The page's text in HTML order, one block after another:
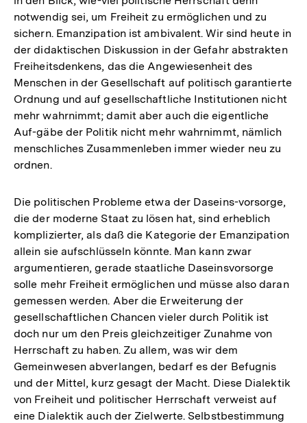
notwendig sei, um Freiheit zu ermöglichen und zu
sichern. Emanzipation ist ambivalent. Wir sind heute in
der didaktischen Diskussion in der Gefahr abstrakten
Freiheitsdenkens, das die Angewiesenheit des
Menschen in der Gesellschaft auf politisch garantierte
Ordnung und auf gesellschaftliche Institutionen nicht
mehr wahrnimmt; damit aber auch die eigentliche
Auf-gäbe der Politik nicht mehr wahrnimmt, nämlich
menschliches Zusammenleben immer wieder neu zu
ordnen.
Die politischen Probleme etwa der Daseins-vorsorge,
die der moderne Staat zu lösen hat, sind erheblich
komplizierter, als daß die Kategorie der Emanzipation
allein sie aufschlüsseln könnte. Man kann zwar
argumentieren, gerade staatliche Daseinsvorsorge
solle mehr Freiheit ermöglichen und müsse also daran
gemessen werden. Aber die Erweiterung der
gesellschaftlichen Chancen vieler durch Politik ist
doch nur um den Preis gleichzeitiger Zunahme von
Herrschaft zu haben. Zu allem, was wir dem
Gemeinwesen abverlangen, bedarf es der Befugnis
und der Mittel, kurz gesagt der Macht. Diese Dialektik
von Freiheit und politischer Herrschaft verweist auf
eine Dialektik auch der Zielwerte. Selbstbestimmung